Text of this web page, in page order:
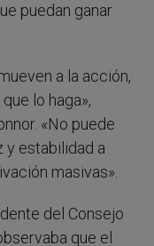
puedan ganar
a la acción,
lo haga»,
«No puede
y estabilidad a
masivas».
del Consejo
que el